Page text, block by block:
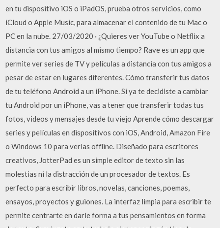
en tu dispositivo iOS o iPadOS, prueba otros servicios, como
iCloud o Apple Music, para almacenar el contenido de tu Mac o
PC en la nube. 27/03/2020 · ¿Quieres ver YouTube o Netflix a
distancia con tus amigos al mismo tiempo? Rave es un app que
permite ver series de TV y películas a distancia con tus amigos a
pesar de estar en lugares diferentes. Cómo transferir tus datos
de tu teléfono Android a un iPhone. Si ya te decidiste a cambiar
tu Android por un iPhone, vas a tener que transferir todas tus
fotos, videos y mensajes desde tu viejo Aprende cómo descargar
series y películas en dispositivos con iOS, Android, Amazon Fire
o Windows 10 para verlas offline. Diseñado para escritores
creativos, JotterPad es un simple editor de texto sin las
molestias ni la distracción de un procesador de textos. Es
perfecto para escribir libros, novelas, canciones, poemas,
ensayos, proyectos y guiones. La interfaz limpia para escribir te
permite centrarte en darle forma a tus pensamientos en forma